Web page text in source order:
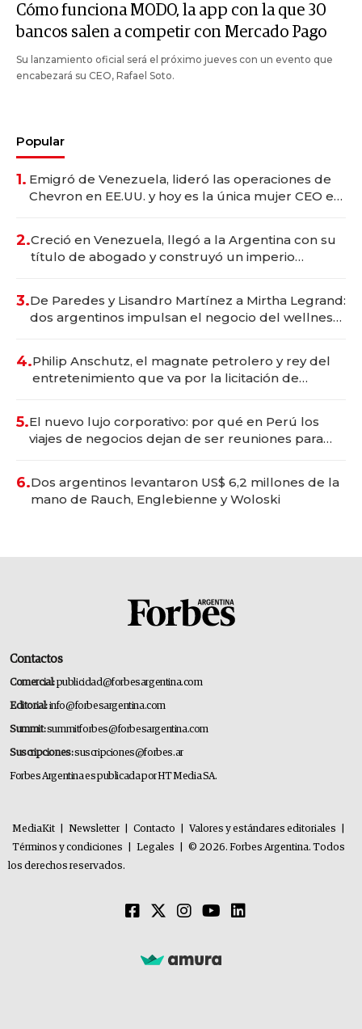
Cómo funciona MODO, la app con la que 30
bancos salen a competir con Mercado Pago
Su lanzamiento oficial será el próximo jueves con un evento que
encabezará su CEO, Rafael Soto.
Popular
1. Emigró de Venezuela, lideró las operaciones de
Chevron en EE.UU. y hoy es la única mujer CEO en
2.Creció en Venezuela, llegó a la Argentina con su
título de abogado y construyó un imperio
3.De Paredes y Lisandro Martínez a Mirtha Legrand:
dos argentinos impulsan el negocio del wellness
4.Philip Anschutz, el magnate petrolero y rey del
entretenimiento que va por la licitación de
5.El nuevo lujo corporativo: por qué en Perú los
viajes de negocios dejan de ser reuniones para
6.Dos argentinos levantaron US$ 6,2 millones de la
mano de Rauch, Englebienne y Woloski
Contactos
Comercial:publicidad@forbesargentina.com
Editorial:info@forbesargentina.com
Summit:summitforbes@forbesargentina.com
Suscripciones:suscripciones@forbes.ar
Forbes Argentina es publicada por HT Media SA.
MediaKit Newsletter Contacto Valores y estándares editoriales
Términos y condiciones
Legales
© 2026. Forbes Argentina. Todos
los derechos reservados.